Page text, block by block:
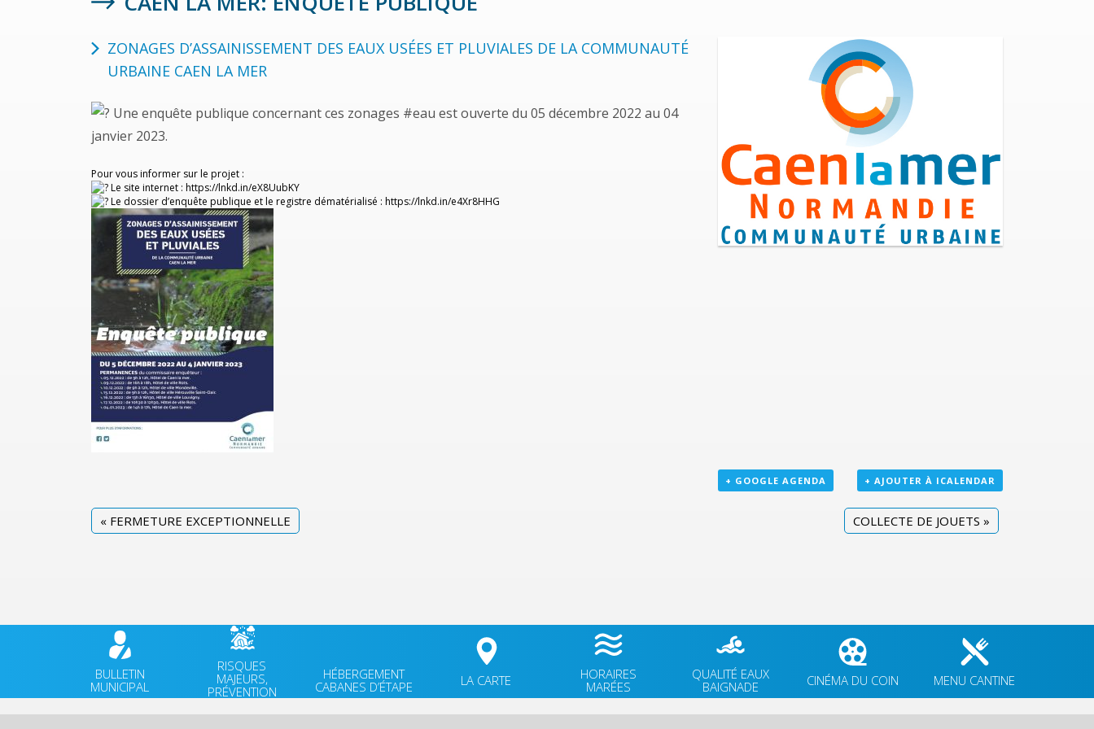
ZONAGES D’ASSAINISSEMENT DES EAUX USÉES ET PLUVIALES DE LA COMMUNAUTÉ
URBAINE CAEN LA MER
Une enquête publique concernant ces zonages #eau est ouverte du 05 décembre 2022 au 04
janvier 2023.
Pour vous informer sur le projet :
Le site internet : https://lnkd.in/eX8UubKY
Le dossier d’enquête publique et le registre dématérialisé : https://lnkd.in/e4Xr8HHG
+ GOOGLE AGENDA + AJOUTER À ICALENDAR
« FERMETURE EXCEPTIONNELLE COLLECTE DE JOUETS »
BULLETIN
MUNICIPAL
RISQUES
MAJEURS,
PRÉVENTION
HÉBERGEMENT
CABANES D’ÉTAPE
LA CARTE
HORAIRES
MARÉES
QUALITÉ EAUX
BAIGNADE
CINÉMA DU COIN MENU CANTINE